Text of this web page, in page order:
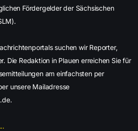
Fördergelder der Sächsischen
suchen wir Reporter,
Die Redaktion in Plauen erreichen Sie für
am einfachsten per
unsere Mailadresse